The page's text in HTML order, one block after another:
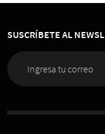
SUSCRÍBETE AL